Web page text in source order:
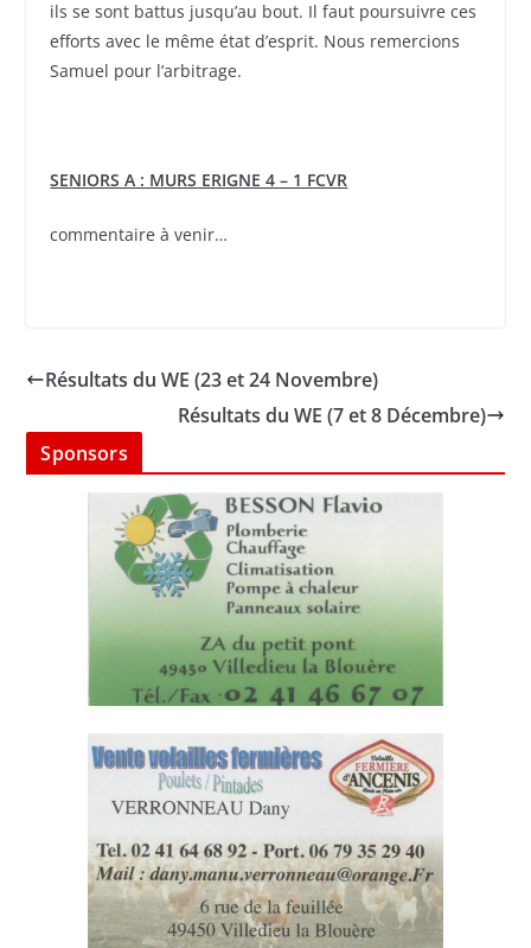
ils se sont battus jusqu’au bout. Il faut poursuivre ces
efforts avec le même état d’esprit. Nous remercions
Samuel pour l’arbitrage.
SENIORS A : MURS ERIGNE 4 – 1 FCVR
commentaire à venir…
Résultats du WE (23 et 24 Novembre)
Résultats du WE (7 et 8 Décembre)
Sponsors